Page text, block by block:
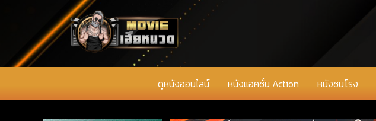
ดูหนังออนไลน์ หนังแอคชั่น Action หนังชนโรง